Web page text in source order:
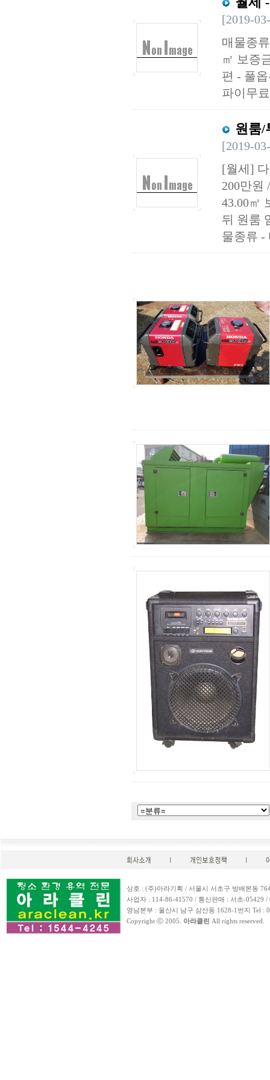
[2019-
매물종
㎡ 보증
편 - 풀
파이무
원룸/
[2019-
[월세]
200만원
43.00㎡
뒤 원룸
물종류 -
상호 : (주)아라기획 / 서울시 서초구 방배본동
사업자 : 114-86-41570 / 통신판매 : 서초-05429
영남본부 : 울산시 남구 삼산동 1628-1번지 Tel :
Copyright ⓒ 2005. 아라클린 All rights reserved.